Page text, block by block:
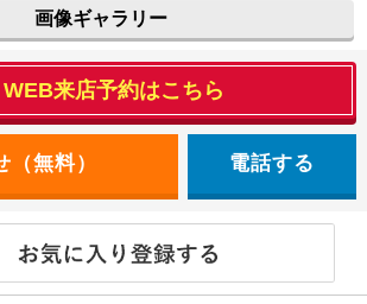
画像ギャラリー
WEB来店予約はこちら
電話する